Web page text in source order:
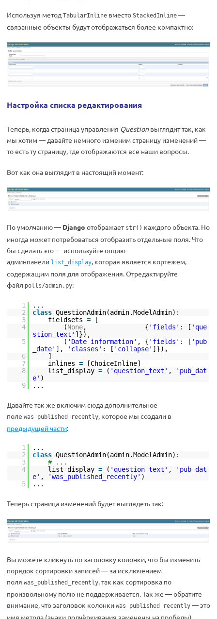
Используя метод TabularInline вместо StackedInline —
связанные объекты будут отображаться более компактно:
Настройка списка редактирования
Теперь, когда страница управления Questionвыглядит так, как
мы хотим — давайте немного изменим страницу изменений —
то есть ту страницу, где отображаются все наши вопросы.
Вот как она выглядит в настоящий момент:
По умолчанию — Django отображает str() каждого объекта. Но
иногда может потребоваться отобразить отдельные поля. Что
бы сделать это — используйте опцию
админпанели list_display, которая является кортежем,
содержащим поля для отображения. Отредактируйте
файл polls/admin.py:
1
...
2
class QuestionAdmin(admin.ModelAdmin):
3
fieldsets =
[
4
(None, { 'fields' : [ 'que
stion_text' ]}),
5
( 'Date information' , { 'fields' : [ 'pub
_date' ], 'classes' : [ 'collapse' ]}),
6
]
7
inlines =
[ChoiceInline]
8
list_display = ( 'question_text' ,
'pub_dat
e' )
9
...
Давайте так же включим сюда дополнительное
поле was_published_recently, которое мы создали в
предыдущей части:
1
...
2
class QuestionAdmin(admin.ModelAdmin):
3
# ...
4
list_display = ( 'question_text' ,
'pub_dat
e' , 'was_published_recently' )
5
...
Теперь страница изменений будет выглядеть так:
Вы можете кликнуть по заголовку колонки, что бы изменить
порядок сортировки записей — за исключением
поля was_published_recently, так как сортировка по
произвольному полю не поддерживается. Так же — обратите
внимание, что заголовок колонки was_published_recently — это
имя метода (знаки подчёркивания заменены на пробелы).